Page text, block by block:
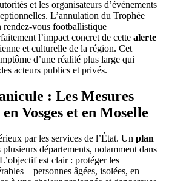
et les organisateurs d’événements
L’annulation du Trophée
vous footballistique
l’impact concret de cette alerte
et culturelle de la région. Cet
d’une réalité plus large qui
acteurs publics et privés.
: Les Mesures
Vosges et en Moselle
par les services de l’État. Un plan
plusieurs départements, notamment dans
est clair : protéger les
– personnes âgées, isolées, en